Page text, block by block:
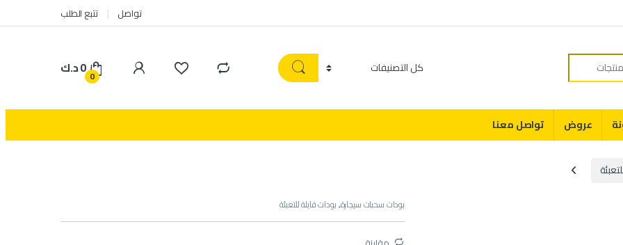
تواصل تتبع الطلب
0
0د.ك
عروض تواصل معنا
بودات سحبات سيجارة,بودات قابلة للتعبئة